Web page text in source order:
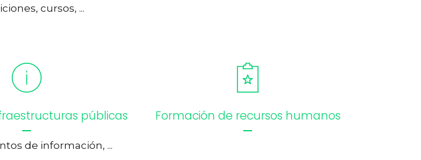
cursos, ...
públicas
de información, ...
Formación de recursos humanos